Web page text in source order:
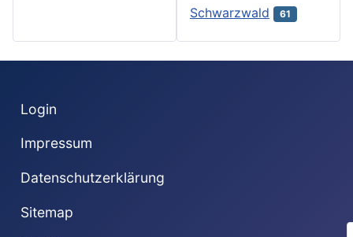
Schwarzwald 61
Login
Impressum
Datenschutzerklärung
Sitemap